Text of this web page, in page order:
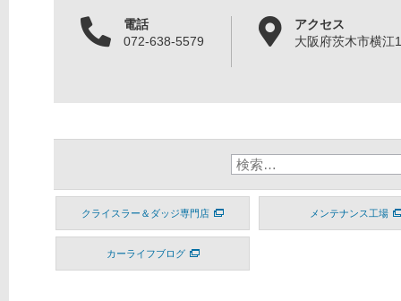
電話
072-638-5579
アクセス
大阪府茨木市横江
クライスラー＆ダッジ専門店 メンテナンス工場
カーライフブログ